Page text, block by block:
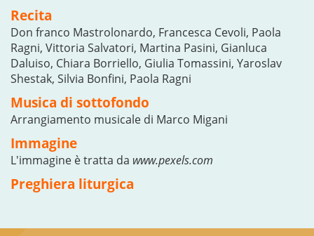
Recita
Don franco Mastrolonardo, Francesca Cevoli, Paola
Ragni, Vittoria Salvatori, Martina Pasini, Gianluca
Daluiso, Chiara Borriello, Giulia Tomassini, Yaroslav
Shestak, Silvia Bonfini, Paola Ragni
Musica di sottofondo
Arrangiamento musicale di Marco Migani
Immagine
L'immagine è tratta da www.pexels.com
Preghiera liturgica